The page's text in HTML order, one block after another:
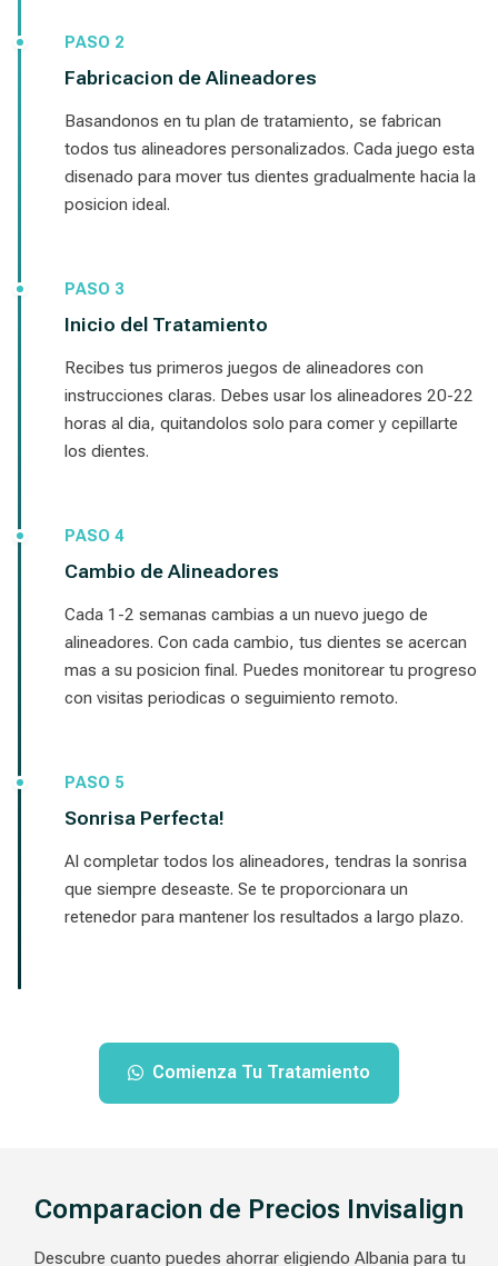
PASO 2
Fabricacion de Alineadores
Basandonos en tu plan de tratamiento, se fabrican
todos tus alineadores personalizados. Cada juego esta
disenado para mover tus dientes gradualmente hacia la
posicion ideal.
PASO 3
Inicio del Tratamiento
Recibes tus primeros juegos de alineadores con
instrucciones claras. Debes usar los alineadores 20-22
horas al dia, quitandolos solo para comer y cepillarte
los dientes.
PASO 4
Cambio de Alineadores
Cada 1-2 semanas cambias a un nuevo juego de
alineadores. Con cada cambio, tus dientes se acercan
mas a su posicion final. Puedes monitorear tu progreso
con visitas periodicas o seguimiento remoto.
PASO 5
Sonrisa Perfecta!
Al completar todos los alineadores, tendras la sonrisa
que siempre deseaste. Se te proporcionara un
retenedor para mantener los resultados a largo plazo.
Comienza Tu Tratamiento
Comparacion de Precios Invisalign
Descubre cuanto puedes ahorrar eligiendo Albania para tu